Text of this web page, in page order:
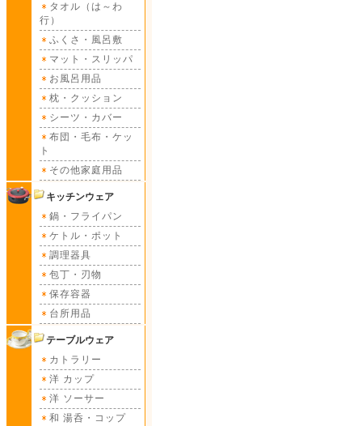
タオル（は～わ
行）
ふくさ・風呂敷
マット・スリッパ
お風呂用品
枕・クッション
シーツ・カバー
布団・毛布・ケッ
ト
その他家庭用品
キッチンウェア
鍋・フライパン
ケトル・ポット
調理器具
包丁・刃物
保存容器
台所用品
テーブルウェア
カトラリー
洋 カップ
洋 ソーサー
和 湯呑・コップ